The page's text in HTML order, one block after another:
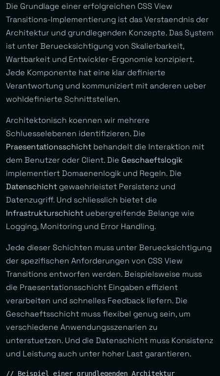
Die Grundlage einer erfolgreichen CSS View
Transitions-Implementierung ist das Verstaendnis der
Architektur und grundlegenden Konzepte. Das System
ist unter Beruecksichtigung von Skalierbarkeit,
Wartbarkeit und Entwickler-Ergonomie konzipiert.
Jede Komponente hat eine klar definierte
Verantwortung und kommuniziert mit anderen ueber
wohldefinierte Schnittstellen.
Architektonisch koennen wir mehrere
Schluesselebenen identifizieren. Die
Praesentationsschicht behandelt die Interaktion mit
dem Benutzer oder Client. Die Geschaeftslogik
implementiert Domaenenlogik und Regeln. Die
Datenschicht gewaehrleistet Persistenz und
Datenzugriff. Und schliesslich bietet die
Infrastrukturschicht uebergreifende Belange wie
Logging, Monitoring und Error Handling.
Jede dieser Schichten muss unter Beruecksichtigung
der spezifischen Anforderungen von CSS View
Transitions entworfen werden. Beispielsweise muss
die Praesentationsschicht Eingaben effizient
verarbeiten und schnelles Feedback liefern. Die
Geschaeftsschicht muss flexibel genug sein, um
verschiedene Anwendungsszenarien zu
unterstuetzen. Und die Datenschicht muss Konsistenz
und Leistung auch unter hoher Last garantieren.
// Beispiel einer grundlegenden Architektur